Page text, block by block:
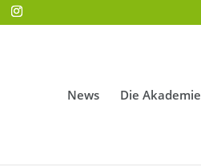
News Die Akademie